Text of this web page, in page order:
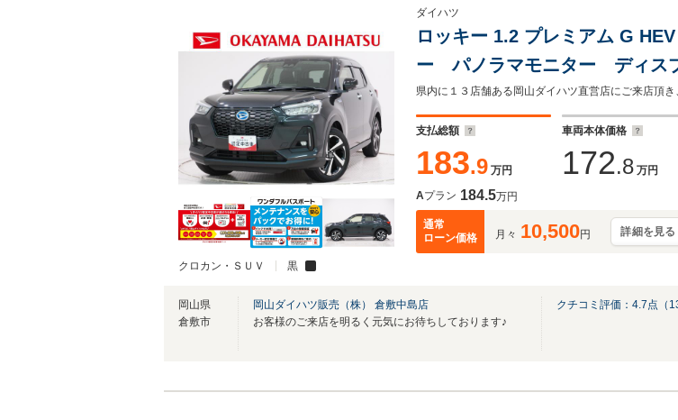
クロカン・ＳＵＶ 黒
ダイハツ
ロッキー 1.2 プレミアム G
ー パノラマモニター ディス
Bluetooth 衝突被害軽減シス
ビーム
県内に１３店舗ある岡山ダイハツ直営店にご来店頂
支払総額
183.9 万円
車両本体価格
172.8 万円
Aプラン 184.5万円
通常
ローン価格
月々 10,500円 詳細を見る
岡山県
倉敷市
岡山ダイハツ販売（株） 倉敷中島店
お客様のご来店を明るく元気にお待ちしております♪
クチコミ評価： 4.7 点（